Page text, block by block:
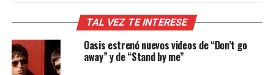
TAL VEZ TE INTERESE
Oasis estrenó nuevos videos de “Don’t go
away” y de “Stand by me”